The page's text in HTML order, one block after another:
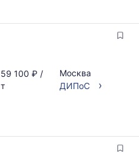
59 100 ₽ /
т
Москва
ДИПоС
›